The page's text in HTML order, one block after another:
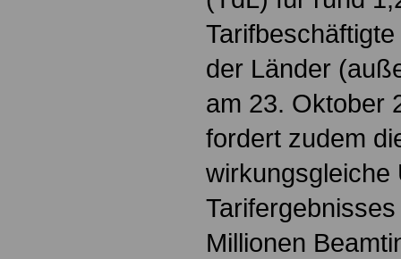
der Länder
am 23. Oktober
fordert zudem
wirkungsgleiche
Millionen